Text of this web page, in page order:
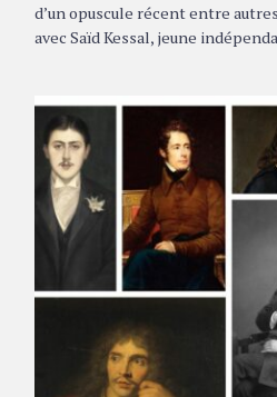
d’un opuscule récent entre
avec Saïd Kessal, jeune